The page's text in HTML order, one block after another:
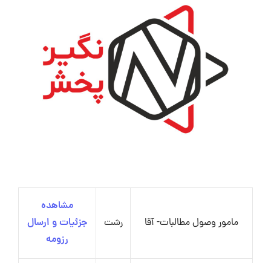
مامور وصول مطالبات- آقا رشت
مشاهده
جزئیات و ارسال
رزومه